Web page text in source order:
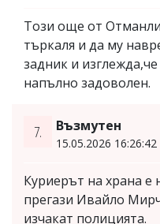
Този още от
търкаля и да му
задник и
напълно задоволен.
7. Възмутен
15.05.2026 16:26:42
Куриерът на храна е
прегази Ивайло
изчакат полицията.